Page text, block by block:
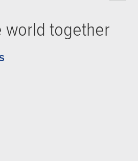
world together